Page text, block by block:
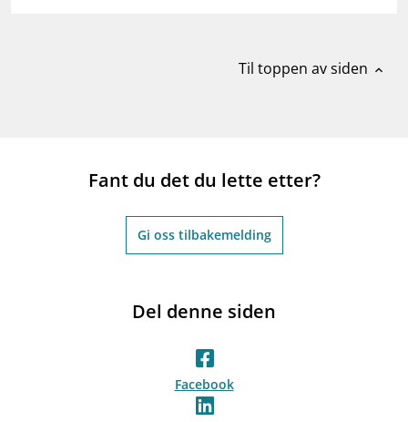
Til toppen av siden expand_less
Fant du det du lette etter?
Gi oss tilbakemelding
Del denne siden
Facebook